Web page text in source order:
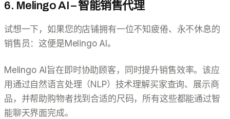
6. Melingo AI – 智能销售代理
试想一下，如果您的店铺拥有一位不知疲倦、永不休息的
销售员：这便是Melingo AI。
Melingo AI旨在即时协助顾客，同时提升销售效率。该应
用通过自然语言处理（NLP）技术理解买家查询、展示商
品，并帮助购物者找到合适的尺码，所有这些都能通过智
能聊天界面完成。